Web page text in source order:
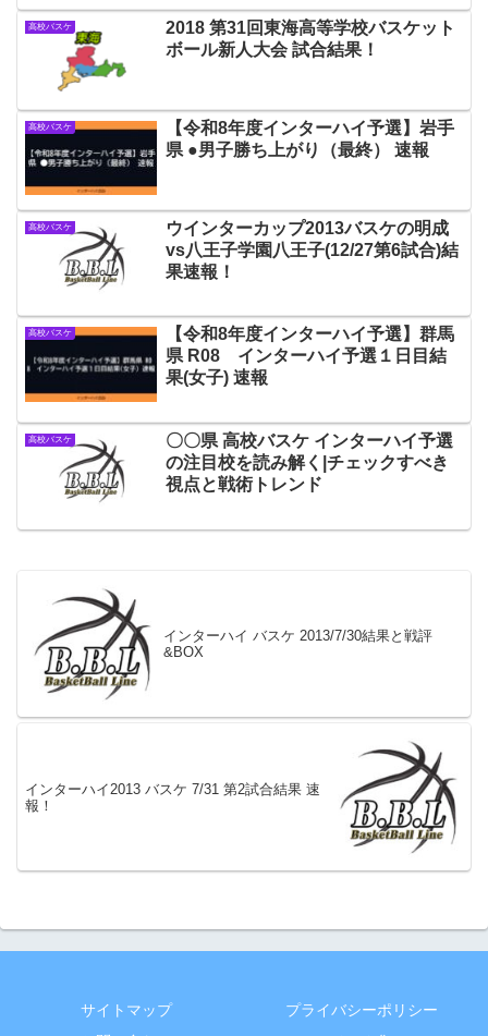
高校バスケ
2018 第31回東海高等学校バスケット
ボール新人大会 試合結果！
高校バスケ
【令和8年度インターハイ予選】岩手
県 ●男子勝ち上がり（最終） 速報
高校バスケ
ウインターカップ2013バスケの明成
vs八王子学園八王子(12/27第6試合)結
果速報！
高校バスケ
【令和8年度インターハイ予選】群馬
県 R08 インターハイ予選１日目結
果(女子) 速報
高校バスケ
〇〇県 高校バスケ インターハイ予選
の注目校を読み解く|チェックすべき
視点と戦術トレンド
インターハイ バスケ 2013/7/30結果と戦評
&BOX
インターハイ2013 バスケ 7/31 第2試合結果 速
報！
サイトマップ
プライバシーポリシー